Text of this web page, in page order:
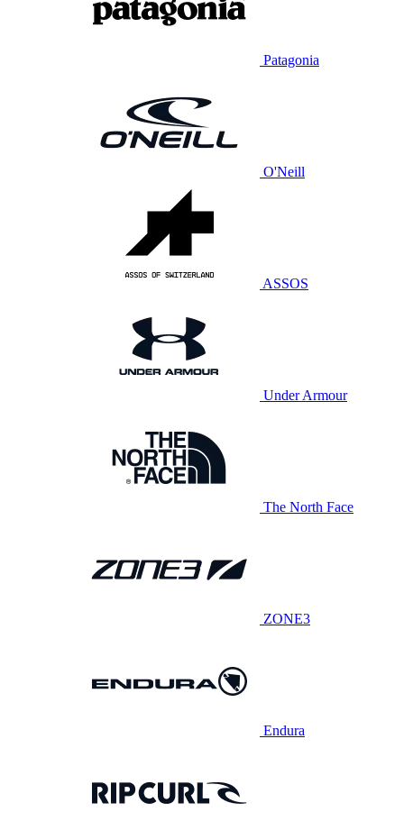
Patagonia
O'Neill
ASSOS
Under Armour
The North Face
ZONE3
Endura